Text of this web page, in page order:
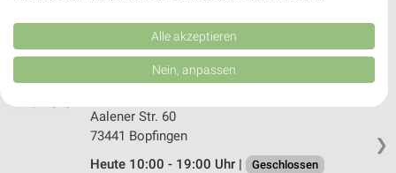
389,67 km • Angebote: 1 Prospekt
❯
Aalener Str. 60
73441 Bopfingen
Heute 10:00 - 19:00 Uhr |
Geschlossen
Kombinationen von Daten aus verschiedenen Quellen. Entwicklung und
Verbesserung der Angebote. Verwendung reduzierter Daten zur Auswahl
von Inhalten.
Daten können außerhalb der Europäischen Union weitergegeben und in die
Website/App.
Partnerliste anzeigen (1 IAB-Anbieter)
Wir nutzen Ihre Daten für folgende Zwecke:
Alle akzeptieren
Nein, anpassen